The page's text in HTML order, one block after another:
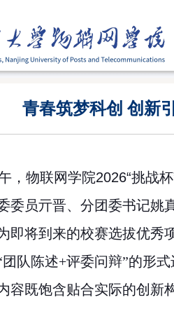
青春筑梦科创 创新
，物联网学院2026“挑战
委员亓晋、分团委书记姚
即将到来的校赛选拔优秀
团队陈述+评委问辩”的形
容既饱含贴合实际的创新